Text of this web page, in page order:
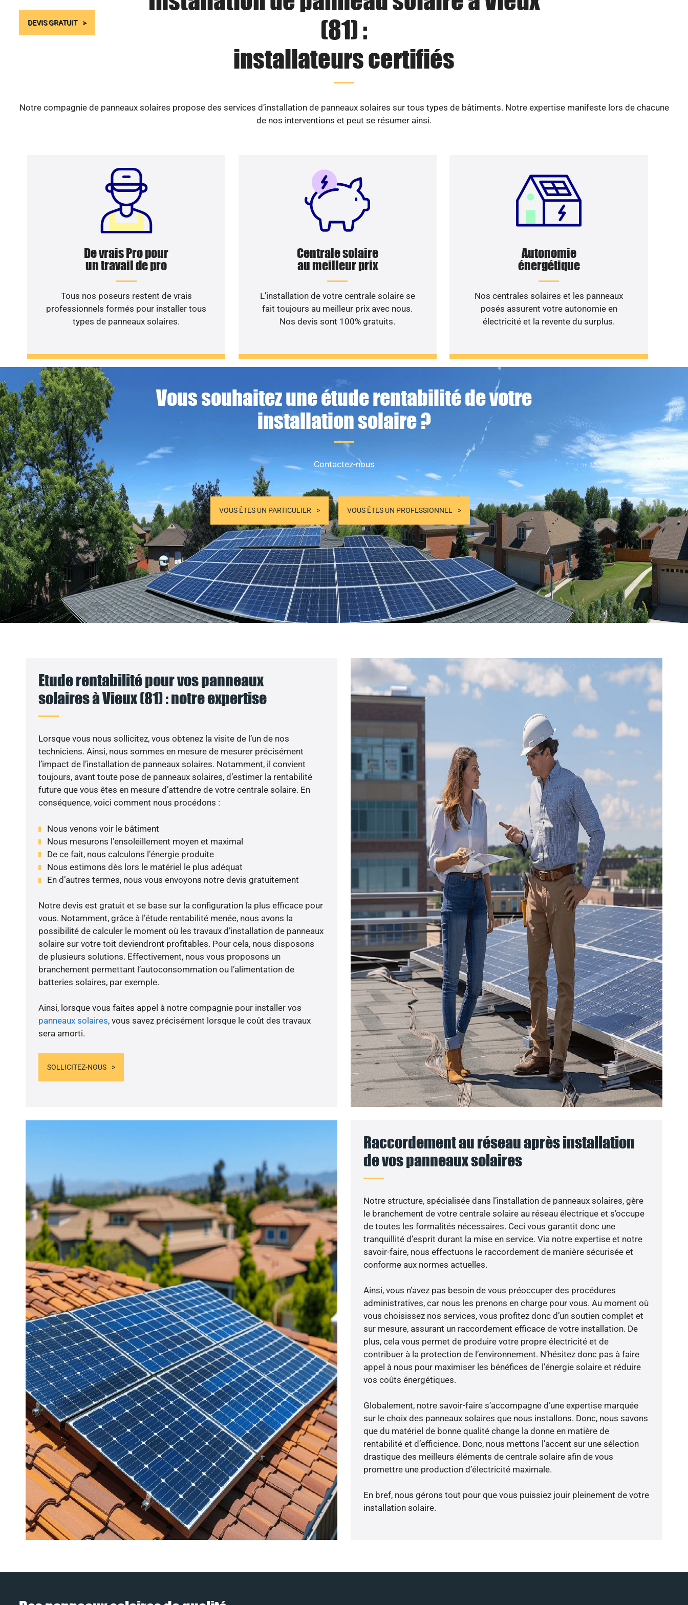
DEVIS GRATUIT
(81) :
installateurs certifiés
Notre compagnie de panneaux solaires propose des services d’installation de panneaux solaires sur tous types de bâtiments. Notre expertise manifeste lors de chacune
de nos interventions et peut se résumer ainsi.
De vrais Pro pour
un travail de pro
Tous nos poseurs restent de vrais
professionnels formés pour installer tous
types de panneaux solaires.
Centrale solaire
au meilleur prix
L’installation de votre centrale solaire se
fait toujours au meilleur prix avec nous.
Nos devis sont 100% gratuits.
Autonomie
énergétique
Nos centrales solaires et les panneaux
posés assurent votre autonomie en
électricité et la revente du surplus.
Vous souhaitez une étude rentabilité de votre
installation solaire ?
Contactez-nous
VOUS ÊTES UN PARTICULIER VOUS ÊTES UN PROFESSIONNEL
Etude rentabilité pour vos panneaux
solaires à Vieux (81) : notre expertise
Lorsque vous nous sollicitez, vous obtenez la visite de l’un de nos
techniciens. Ainsi, nous sommes en mesure de mesurer précisément
l’impact de l’installation de panneaux solaires. Notamment, il convient
toujours, avant toute pose de panneaux solaires, d’estimer la rentabilité
future que vous êtes en mesure d’attendre de votre centrale solaire. En
conséquence, voici comment nous procédons :
Nous venons voir le bâtiment
Nous mesurons l’ensoleillement moyen et maximal
De ce fait, nous calculons l’énergie produite
Nous estimons dès lors le matériel le plus adéquat
En d’autres termes, nous vous envoyons notre devis gratuitement
Notre devis est gratuit et se base sur la configuration la plus efficace pour
vous. Notamment, grâce à l’étude rentabilité menée, nous avons la
possibilité de calculer le moment où les travaux d’installation de panneaux
solaire sur votre toit deviendront profitables. Pour cela, nous disposons
de plusieurs solutions. Effectivement, nous vous proposons un
branchement permettant l’autoconsommation ou l’alimentation de
batteries solaires, par exemple.
Ainsi, lorsque vous faites appel à notre compagnie pour installer vos
panneaux solaires, vous savez précisément lorsque le coût des travaux
sera amorti.
SOLLICITEZ-NOUS
Raccordement au réseau après installation
de vos panneaux solaires
Notre structure, spécialisée dans l’installation de panneaux solaires, gère
le branchement de votre centrale solaire au réseau électrique et s’occupe
de toutes les formalités nécessaires. Ceci vous garantit donc une
tranquillité d’esprit durant la mise en service. Via notre expertise et notre
savoir-faire, nous effectuons le raccordement de manière sécurisée et
conforme aux normes actuelles.
Ainsi, vous n’avez pas besoin de vous préoccuper des procédures
administratives, car nous les prenons en charge pour vous. Au moment où
vous choisissez nos services, vous profitez donc d’un soutien complet et
sur mesure, assurant un raccordement efficace de votre installation. De
plus, cela vous permet de produire votre propre électricité et de
contribuer à la protection de l’environnement. N’hésitez donc pas à faire
appel à nous pour maximiser les bénéfices de l’énergie solaire et réduire
vos coûts énergétiques.
Globalement, notre savoir-faire s’accompagne d’une expertise marquée
sur le choix des panneaux solaires que nous installons. Donc, nous savons
que du matériel de bonne qualité change la donne en matière de
rentabilité et d’efficience. Donc, nous mettons l’accent sur une sélection
drastique des meilleurs éléments de centrale solaire afin de vous
promettre une production d’électricité maximale.
En bref, nous gérons tout pour que vous puissiez jouir pleinement de votre
installation solaire.